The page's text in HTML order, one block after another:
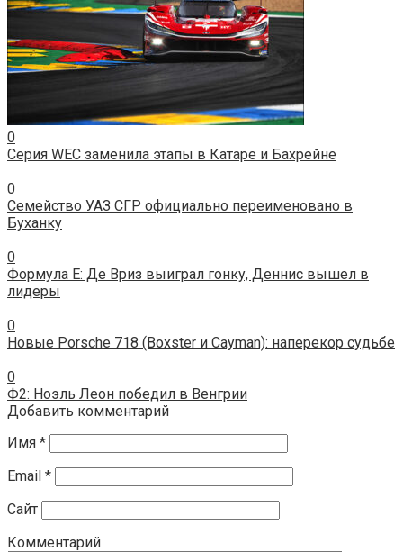
0
Серия WEC заменила этапы в Катаре и Бахрейне
0
Семейство УАЗ СГР официально переименовано в
Буханку
0
Формула E: Де Вриз выиграл гонку, Деннис вышел в
лидеры
0
Новые Porsche 718 (Boxster и Cayman): наперекор судьбе
0
Ф2: Ноэль Леон победил в Венгрии
Добавить комментарий
Имя *
Email *
Сайт
Комментарий